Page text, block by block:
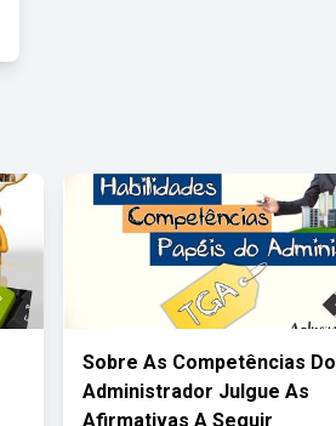
Sobre As Competências Do
Administrador Julgue As
Afirmativas A Seguir